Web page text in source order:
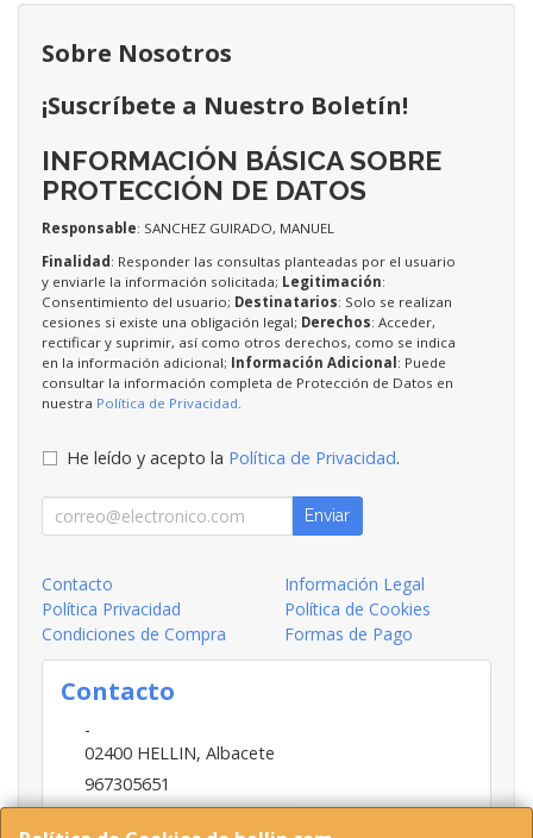
Sobre Nosotros
¡Suscríbete a Nuestro Boletín!
INFORMACIÓN BÁSICA SOBRE
PROTECCIÓN DE DATOS
Responsable: SANCHEZ GUIRADO, MANUEL
Finalidad: Responder las consultas planteadas por el usuario
y enviarle la información solicitada; Legitimación:
Consentimiento del usuario; Destinatarios: Solo se realizan
cesiones si existe una obligación legal; Derechos: Acceder,
rectificar y suprimir, así como otros derechos, como se indica
en la información adicional; Información Adicional: Puede
consultar la información completa de Protección de Datos en
nuestra Política de Privacidad
He leído y acepto la Política de Privacidad.
Enviar
Contacto
Información Legal
Política Privacidad
Política de Cookies
Condiciones de Compra
Formas de Pago
Contacto
-
02400 HELLIN, Albacete
967305651
INFO@HELLIN.COM